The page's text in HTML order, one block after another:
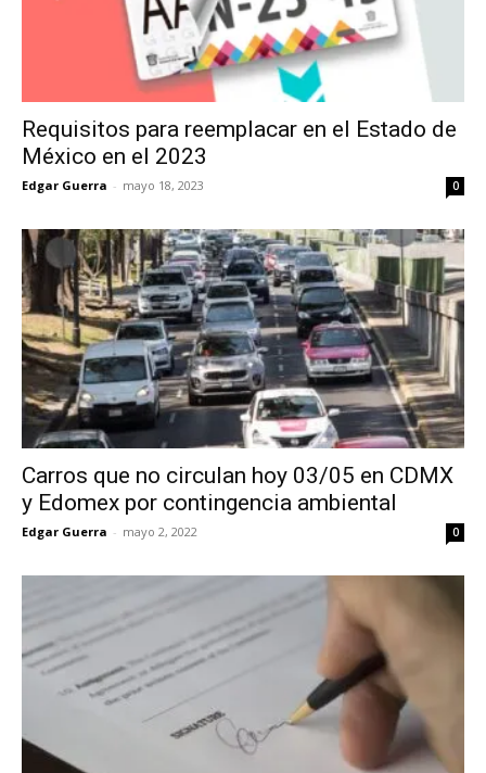
Requisitos para reemplacar en el Estado de
México en el 2023
Edgar Guerra - mayo 18, 2023 0
Carros que no circulan hoy 03/05 en CDMX
y Edomex por contingencia ambiental
Edgar Guerra - mayo 2, 2022 0